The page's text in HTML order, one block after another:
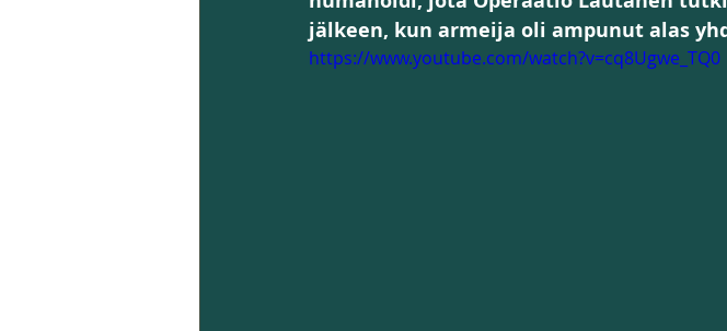
jälkeen, kun armeija oli ampunut alas
https://www.youtube.com/watch?v=cq8Ugwe_TQ0